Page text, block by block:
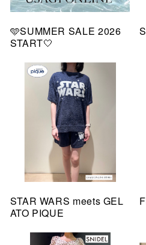
🩵SUMMER SALE 2026
START🤍
STAR WARS meets GEL
ATO PIQUE